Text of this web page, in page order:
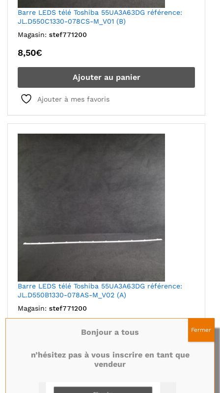
Barre LEDS télé Toshiba 55UA3A63DG référence:
JL.D550C1330-078CS-M_V01 (B)
Magasin: stef771200
8,50€
Ajouter au panier
Ajouter à mes favoris
Barre LEDS télé Toshiba 55UA3A63DG référence:
JL.D550B1330-078AS-M_V02 (A)
Magasin: stef771200
Ajouter au panier
Bonjour a tous
n’hésitez pas à vous inscrire en tant que
vendeur
Fermer